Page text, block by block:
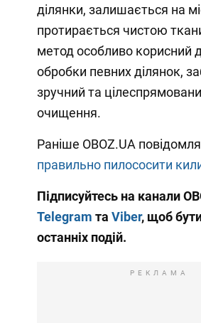
ділянки, залишається на
протирається чистою
метод особливо корисний
обробки певних ділянок,
зручний та
очищення.
Раніше OBOZ.UA
правильно пилососити
Підписуйтесь на канали
Telegram та Viber, щоб
останніх подій.
РЕКЛАМА